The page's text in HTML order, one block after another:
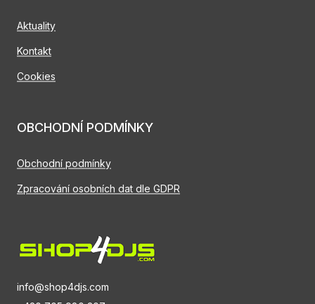
info@shop4djs.com
Aktuality
Kontakt
Cookies
OBCHODNÍ PODMÍNKY
Obchodní podmínky
Zpracování osobních dat dle GDPR